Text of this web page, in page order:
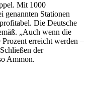
Mit 1000
genannten Stationen
Die Deutsche
„Auch wenn die
erreicht werden –
der
Ammon.